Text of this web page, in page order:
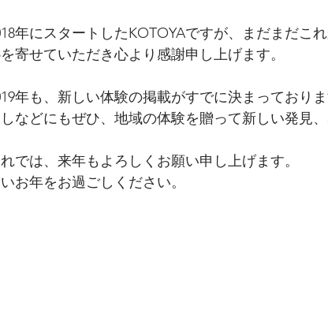
集 バレンタイン特集
年にスタートしたKOTOYAですが、まだまだこ
寄せていただき心より感謝申し上げます。
年も、新しい体験の掲載がすでに決まっており
などにもぜひ、地域の体験を贈って新しい発見
では、来年もよろしくお願い申し上げます。
お年をお過ごしください。